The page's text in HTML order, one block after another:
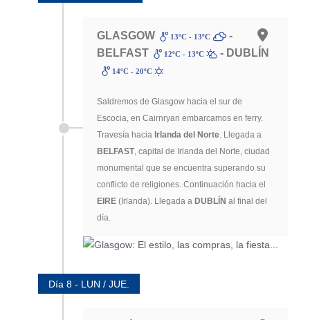
GLASGOW 13ºC - 13ºC
-
BELFAST
12ºC - 13ºC - DUBLÍN
14ºC - 20ºC
Saldremos de Glasgow hacia el sur de
Escocia, en Cairnryan embarcamos en ferry.
Travesía hacia Irlanda del Norte. Llegada a
BELFAST, capital de Irlanda del Norte, ciudad
monumental que se encuentra superando su
conflicto de religiones. Continuación hacia el
EIRE (Irlanda). Llegada a DUBLÍN al final del
día.
Día 8 - LUN / JUE.